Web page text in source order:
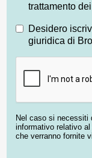
trattamento
Desidero
giuridica di
Nel caso si necessiti
informativo relativo
che verranno fornite